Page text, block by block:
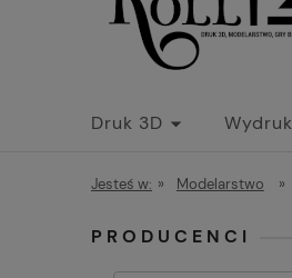
Druk 3D
Jesteś w: » Modelarstwo »
PRODUCENCI